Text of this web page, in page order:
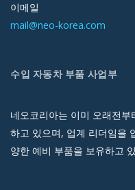
이메일
mail@neo-korea.com
수입 자동차 부품 사업부
네오코리아는 이미 오래전
하고 있으며, 업계 리더임을
양한 예비 부품을 보유하고